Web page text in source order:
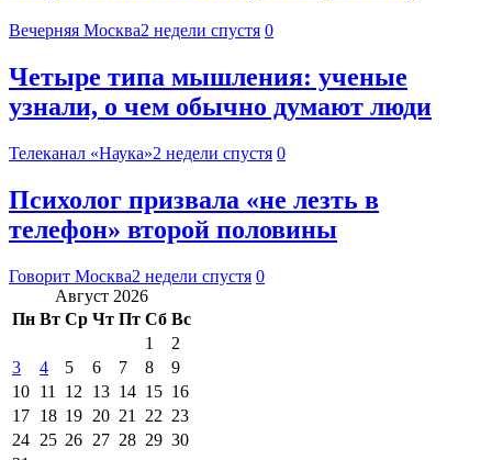
Вечерняя Москва2 недели спустя 0
Четыре типа мышления: ученые
узнали, о чем обычно думают люди
Телеканал «Наука»2 недели спустя 0
Психолог призвала «не лезть в
телефон» второй половины
Говорит Москва2 недели спустя 0
Август 2026
Пн Вт Ср Чт Пт Сб Вс
1
2
3
4 5 6 7 8
9
10 11 12 13 14 15 16
17 18 19 20 21 22 23
24 25 26 27 28 29 30